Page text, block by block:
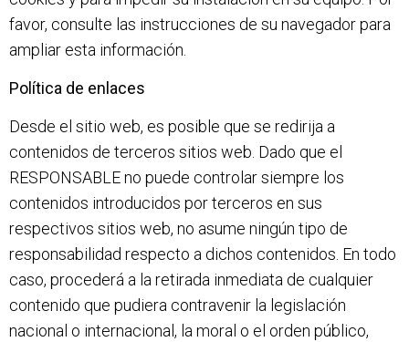
favor, consulte las instrucciones de su navegador para
ampliar esta información.
Política de enlaces
Desde el sitio web, es posible que se redirija a
contenidos de terceros sitios web. Dado que el
RESPONSABLE no puede controlar siempre los
contenidos introducidos por terceros en sus
respectivos sitios web, no asume ningún tipo de
responsabilidad respecto a dichos contenidos. En todo
caso, procederá a la retirada inmediata de cualquier
contenido que pudiera contravenir la legislación
nacional o internacional, la moral o el orden público,